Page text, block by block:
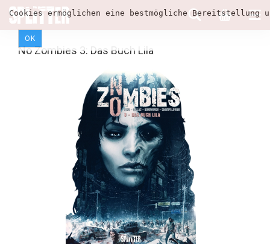
Cookies ermöglichen eine bestmögliche
OK
No Zombies 3: Das Buch Lila